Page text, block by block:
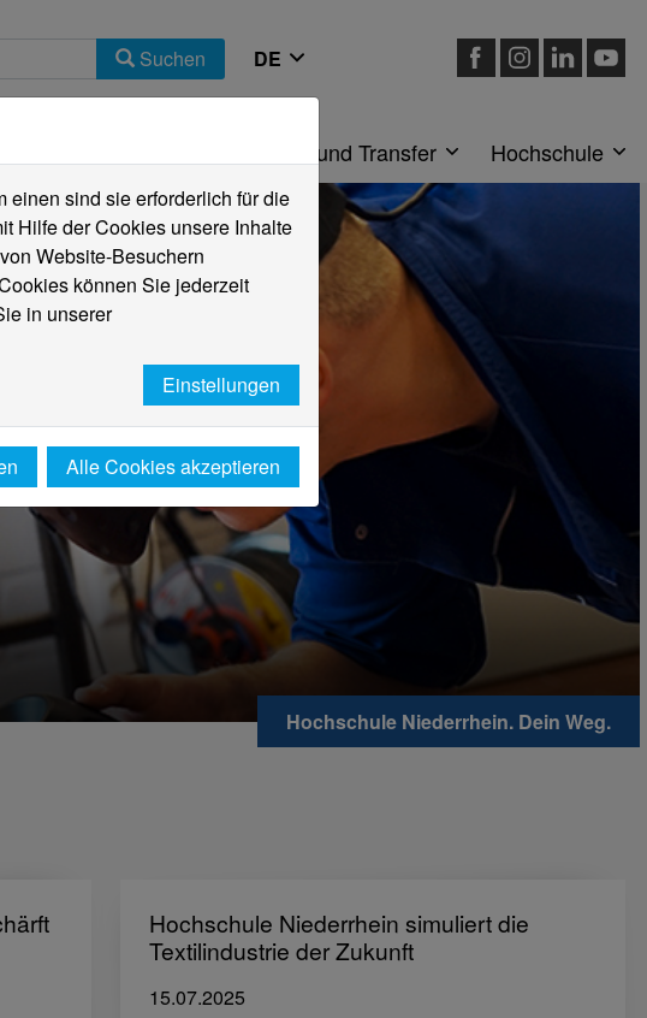
Suchen
Forschung und Transfer Hochschule
Hochschule Niederrhein. Dein Weg.
Hochschule Niederrhein simuliert die
Textilindustrie der Zukunft
15.07.2025
einen sind sie erforderlich für die
Hilfe der Cookies unsere Inhalte
Website-Besuchern
können Sie jederzeit
in unserer
Einstellungen
Alle Cookies akzeptieren